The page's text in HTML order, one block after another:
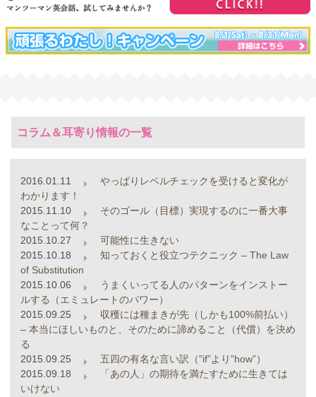
コラム＆耳寄り情報の一覧
2016.01.11
やっぱりレベルチェックを受けると変化が
わかります！
2015.11.10
そのゴール（目標）実現するのに一番大事
なことって何？
2015.10.27
可能性に生きない
2015.10.18
知っておくと役立つテクニック – The Law
of Substitution
2015.10.06
うまくいってる人のパターンをインストー
ルする（エミュレートのパワー）
2015.09.25
収穫には種まきが先（しかも100%前払い）
– 本当にほしいものと、そのために諦めること（代償）を決め
る
2015.09.25
五四の有名な言い訳（”if”より”how”）
2015.09.18
「あの人」の期待を満たすために生きては
いけない